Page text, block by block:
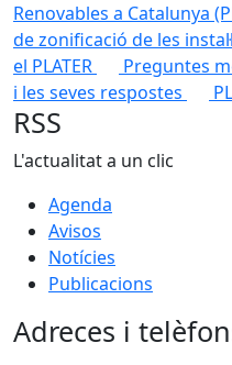
Renovables a Catalunya
de zonificació de les
el PLATER
Preguntes
i les seves respostes
RSS
L'actualitat a un clic
Agenda
Avisos
Notícies
Publicacions
Adreces i